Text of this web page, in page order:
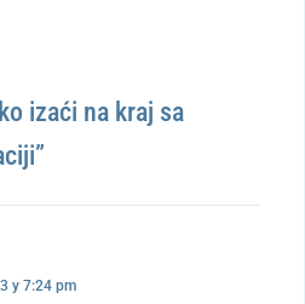
izaći na kraj sa
у 7:24 pm